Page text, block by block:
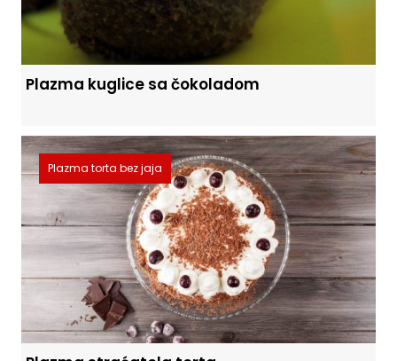
Plazma kuglice sa čokoladom
Plazma torta bez jaja